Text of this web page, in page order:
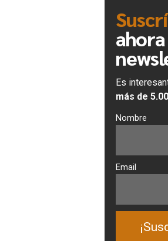
Es
más de
Nombre
Email